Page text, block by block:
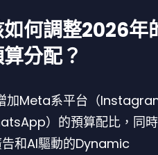
何調整2026年
分配？
加Meta系平台（
）的預算配比，同
和AI驅動的Dynamic